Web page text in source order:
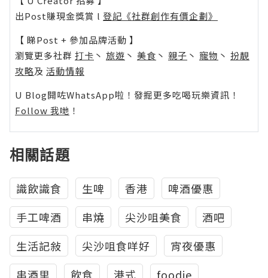
出Post賺現金獎賞 l 登記《社群創作有價企劃》
【 睇Post + 參加品牌活動 】
瀏覽更多社群 打卡 丶 旅遊 丶 美食 丶 親子 丶 寵物 丶 扮靚
攻略及 活動情報
U Blog開咗WhatsApp啦！發掘更多吃喝玩樂資訊！
Follow 我哋 ！
相關話題
識飲識食 生啤 香港
啤酒優惠
手工啤酒
串燒 尖沙咀美食
酒吧
生活記敍
尖沙咀食咩好
宵夜優惠
串酒里
飲食 港式 foodie